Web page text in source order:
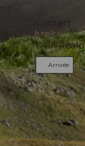
Contact
6491Realp
Arrivée